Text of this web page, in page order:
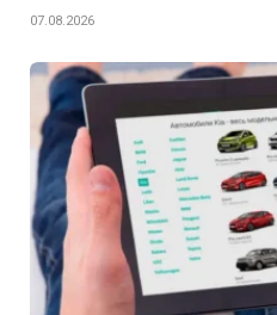
07.08.2026